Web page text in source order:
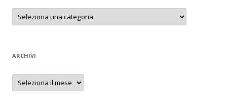
Categorie
ARCHIVI
Archivi